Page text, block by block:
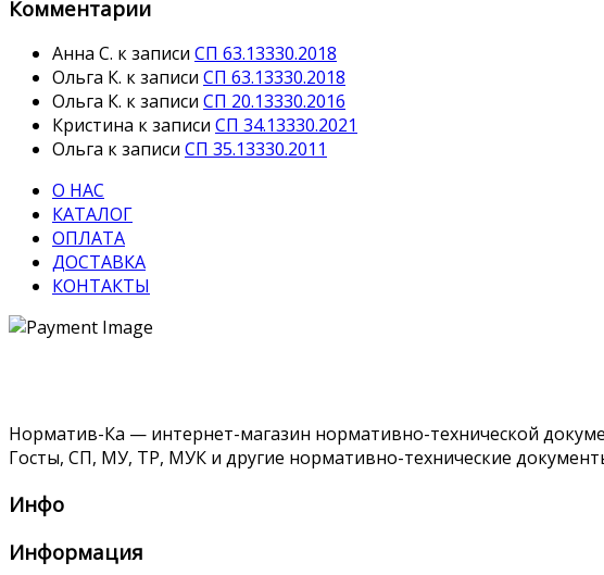
Комментарии
Анна С. к записи СП 63.13330.2018
Ольга К. к записи СП 63.13330.2018
Ольга К. к записи СП 20.13330.2016
Кристина к записи СП 34.13330.2021
Ольга к записи СП 35.13330.2011
О НАС
КАТАЛОГ
ОПЛАТА
ДОСТАВКА
КОНТАКТЫ
Норматив-Ка — интернет-магазин нормативно-технической
Госты, СП, МУ, ТР, МУК и другие нормативно-технические
Инфо
Информация